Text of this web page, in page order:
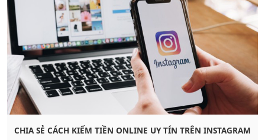
CHIA SẺ CÁCH KIẾM TIỀN ONLINE UY TÍN TRÊN INSTAGRAM